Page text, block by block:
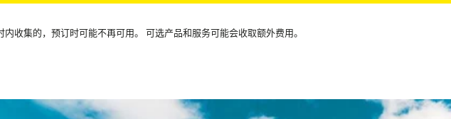
收集的，预订时可能不再可用。 可选产品和服务可能会收取额外费用。